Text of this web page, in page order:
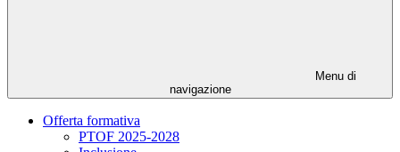
Menu di
navigazione
Offerta formativa
PTOF 2025-2028